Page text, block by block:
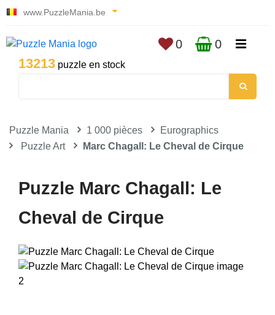
www.PuzzleMania.be
13213 puzzle en stock
0 0
Puzzle Mania 1 000 pièces
Eurographics
Puzzle Art
Marc Chagall: Le Cheval de Cirque
Puzzle Marc Chagall: Le
Cheval de Cirque